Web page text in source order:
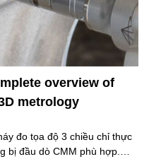
overview of
metrology
đo tọa độ 3 chiều chỉ thực
bị đầu dò CMM phù hợp.